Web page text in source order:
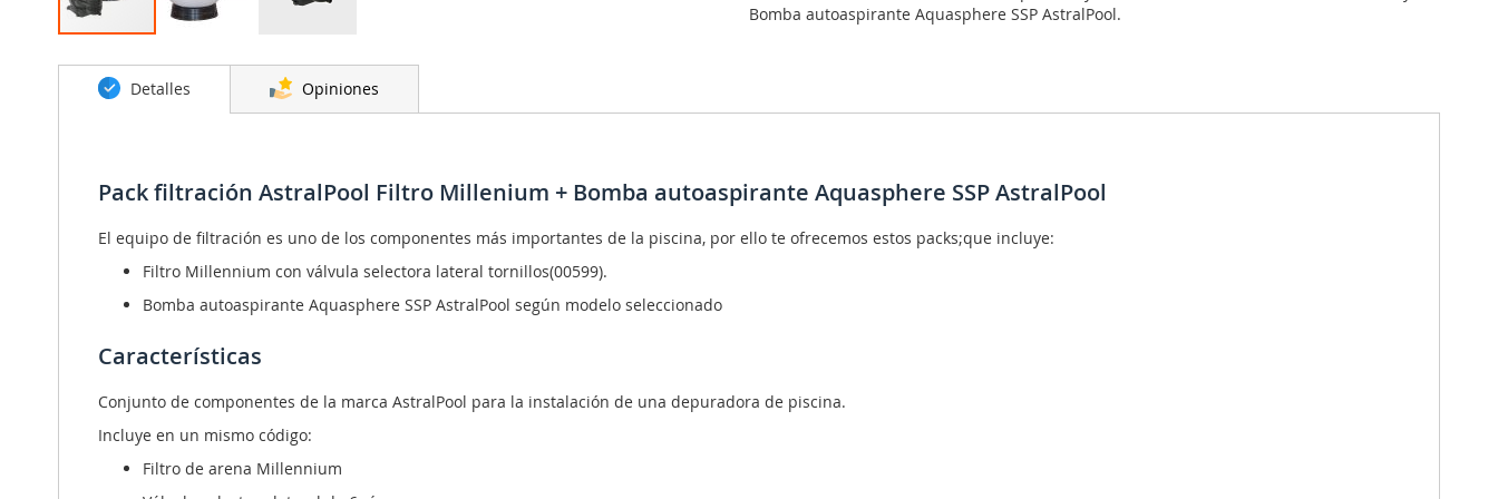
Bomba autoaspirante Aquasphere SSP AstralPool.
al
comienzo
imágenes
Detalles
Pack filtración AstralPool Filtro Millenium + Bomba autoaspirante Aquasphere SSP AstralPool
El equipo de filtración es uno de los componentes más importantes de la piscina, por ello te ofrecemos estos packs;que incluye:
Filtro Millennium con válvula selectora lateral tornillos(00599).
Bomba autoaspirante Aquasphere SSP AstralPool según modelo seleccionado
Características
Conjunto de componentes de la marca AstralPool para la instalación de una depuradora de piscina.
Incluye en un mismo código:
Filtro de arena Millennium
Opiniones